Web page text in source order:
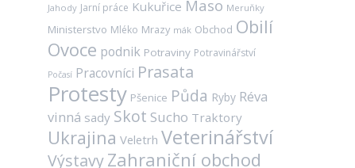
Jahody Jarní práce Kukuřice Maso Meruňky
Ministerstvo Mléko Mrazy mák Obchod Obilí
Ovoce podnik Potraviny Potravinářství
Počasí Pracovníci Prasata
Protesty Pšenice Půda Ryby Réva
vinná sady Skot Sucho Traktory
Ukrajina Veletrh Veterinářství
VýstavyZahraniční obchod